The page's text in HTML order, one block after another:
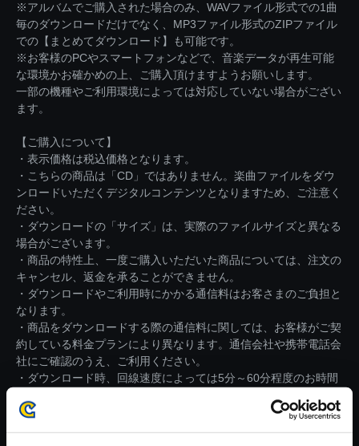
※アルバムでご購入された場合のみ、WAVファイル形式での1曲
毎のダウンロードだけでなく、MP3ファイル形式のZIPファイル
での【まとめてダウンロード】も可能です。
※お客様のPCやスマートフォンなどで、音楽データが再生可能
な環境かお確かめの上、ご購入頂けますようお願いします。
一部の機種やご利用環境によっては対応していない場合がござい
ます。
【ご購入について】
・表示価格は税込価格となります。
・こちらの商品は「CD」ではありません。楽曲ファイルをダウ
ンロードいただくデジタルコンテンツとなりますため、ご注意く
ださい。
・ダウンロードの「サイズ」は、実際のファイルサイズと異なる
場合がございます。
・商品の特性上、一度ご購入いただいた商品については、注文の
キャンセル、返金を承ることができません。
・ダウンロードやご利用時にかかる通信料はお客さまのご負担と
なります。
・商品をダウンロードする際の通信料に関しては、お客様がご契
約している料金プランにより異なります。通信会社や携帯電話会
社にご確認のうえ、ご利用ください。
・ダウンロード時、回線速度によっては5分～60分程度のお時間
※ご購入いただいたファイルのダウンロードの際には、通信環境